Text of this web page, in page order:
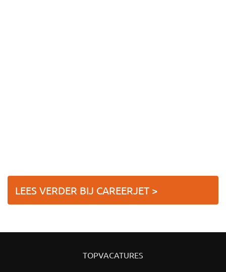
LEES VERDER BIJ CAREERJET >
TOPVACATURES